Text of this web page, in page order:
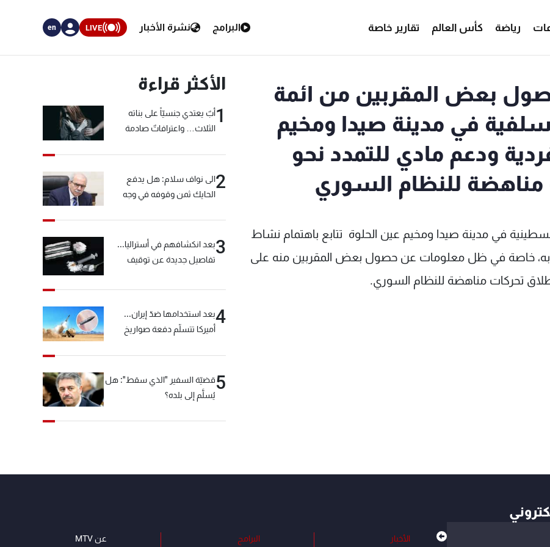
رياضة كأس العالم تقارير خاصة البرامج نشرة الأخبار LIVE
en
بعض المقربين من ائمة
في مدينة صيدا ومخيم
ودعم مادي للتمدد نحو
مناهضة للنظام السوري
في مدينة صيدا ومخيم عين الحلوة تتابع باهتمام نشاط
به، خاصة في ظل معلومات عن حصول بعض المقربين منه على
تحركات مناهضة للنظام السوري.
الأكثر قراءة
1أبٌ يعتدي جنسيّاً على بناته
الثلاث… واعترافاتٌ صادمة
2الى نواف سلام: هل يدفع
الحايك ثمن وقوفه في وجه
3بعد انكشافهم في أستراليا...
تفاصيل جديدة عن توقيف
4بعد استخدامها ضدّ إيران...
أميركا تتسلّم دفعة صواريخ
5قضيّة السفير "الذي سقط": هل
يُسلَّم إلى بلده؟
الأخبار
البرامج عن MTV